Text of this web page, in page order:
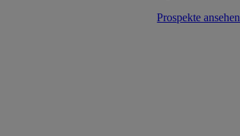
Prospekte ansehen